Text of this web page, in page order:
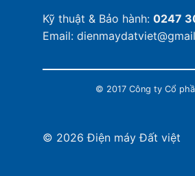
Kỹ thuật & Bảo hành: 0247
Email:
© 2017 Công ty Cổ
© 2026 Điện máy Đất việt